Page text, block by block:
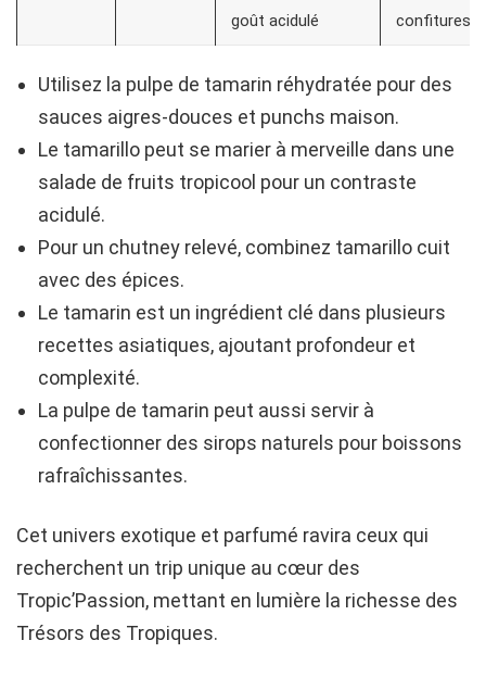
goût acidulé
confitures
Utilisez la pulpe de tamarin réhydratée pour des
sauces aigres-douces et punchs maison.
Le tamarillo peut se marier à merveille dans une
salade de fruits tropicool pour un contraste
acidulé.
Pour un chutney relevé, combinez tamarillo cuit
avec des épices.
Le tamarin est un ingrédient clé dans plusieurs
recettes asiatiques, ajoutant profondeur et
complexité.
La pulpe de tamarin peut aussi servir à
confectionner des sirops naturels pour boissons
rafraîchissantes.
Cet univers exotique et parfumé ravira ceux qui
recherchent un trip unique au cœur des
Tropic’Passion, mettant en lumière la richesse des
Trésors des Tropiques.